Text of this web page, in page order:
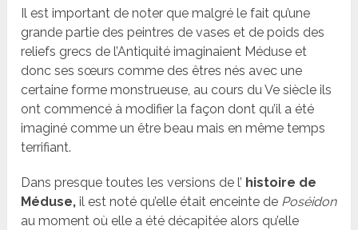
Il est important de noter que malgré le fait qu’une
grande partie des peintres de vases et de poids des
reliefs grecs de l’Antiquité imaginaient Méduse et
donc ses sœurs comme des êtres nés avec une
certaine forme monstrueuse, au cours du Ve siècle ils
ont commencé à modifier la façon dont qu’il a été
imaginé comme un être beau mais en même temps
terrifiant.
Dans presque toutes les versions de l’ histoire de
Méduse, il est noté qu’elle était enceinte de Poséidon
au moment où elle a été décapitée alors qu’elle